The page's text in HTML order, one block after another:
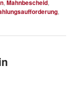
,Mahnbescheid,
,